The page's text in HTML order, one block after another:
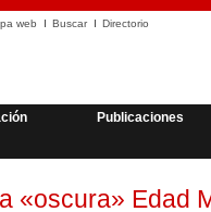
web Buscar Directorio
Publicaciones
«oscura» Edad